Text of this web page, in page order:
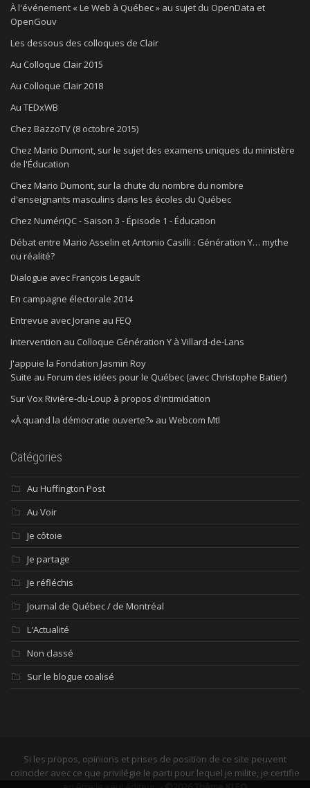
À l'événement « Le Web à Québec » au sujet du OpenData et
OpenGouv
Les dessous des colloques de Clair
Au Colloque Clair 2015
Au Colloque Clair 2018
Au TEDxWB
Chez BazzoTV (8 octobre 2015)
Chez Mario Dumont, sur le sujet des examens uniques du ministère
de l'Éducation
Chez Mario Dumont, sur la chute du nombre du nombre
d'enseignants masculins dans les écoles du Québec
Chez NumériQC - Saison 3 - Épisode 1 - Éducation
Débat entre Mario Asselin et Antonio Casilli : Génération Y… mythe
ou réalité?
Dialogue avec François Legault
En campagne électorale 2014
Entrevue avec Jorane au FEQ
Intervention au Colloque Génération Y à Villard-de-Lans
J'appuie la Fondation Jasmin Roy
Suite au Forum des idées pour le Québec (avec Christophe Batier)
Sur Vox Rivière-du-Loup à propos d'intimidation
«À quand la démocratie ouverte?» au Webcom Mtl
Catégories
Au Huffington Post
Au Voir
Je côtoie
Je partage
Je réfléchis
Journal de Québec / de Montréal
L'Actualité
Non classé
Sur le blogue coalisé
Si les propos, opinions et prises de position de ce site peuvent
coïncider avec ce que privilégie le parti pour lequel je milite, je certifie